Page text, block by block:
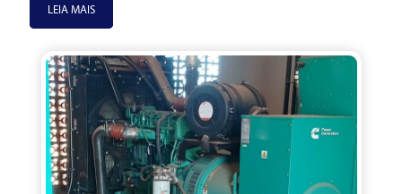
LEIA MAIS